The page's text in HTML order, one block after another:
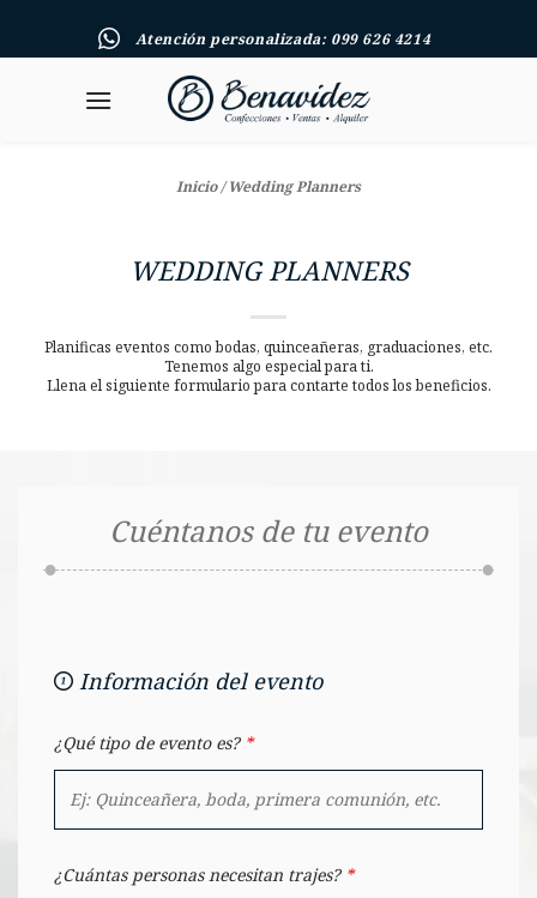
Atención personalizada: 099 626 4214
Inicio/Wedding Planners
WEDDING PLANNERS
Planificas eventos como bodas, quinceañeras, graduaciones, etc.
Tenemos algo especial para ti.
Llena el siguiente formulario para contarte todos los beneficios.
Cuéntanos de tu evento
Información del evento
¿Qué tipo de evento es? *
¿Cuántas personas necesitan trajes? *